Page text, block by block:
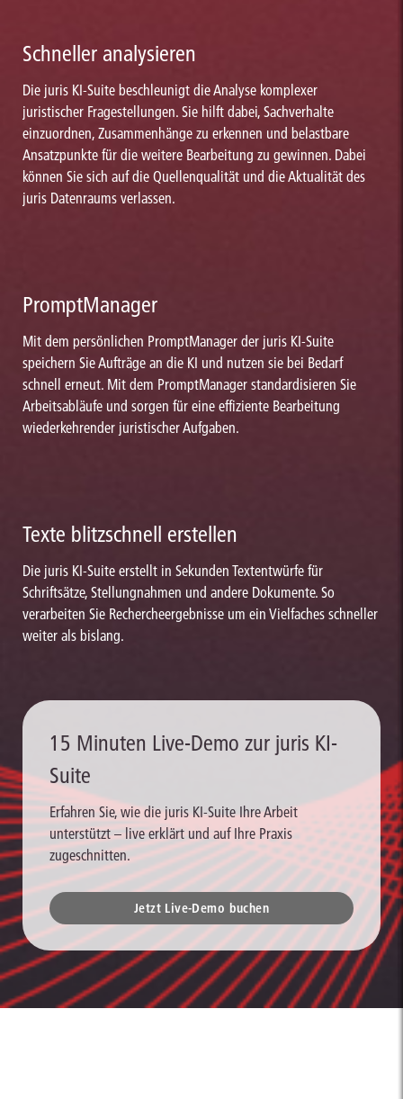
Schneller analysieren
Die juris KI-Suite beschleunigt die Analyse komplexer
juristischer Fragestellungen. Sie hilft dabei, Sachverhalte
einzuordnen, Zusammenhänge zu erkennen und belastbare
Ansatzpunkte für die weitere Bearbeitung zu gewinnen. Dabei
können Sie sich auf die Quellenqualität und die Aktualität des
juris Datenraums verlassen.
PromptManager
Mit dem persönlichen PromptManager der juris KI-Suite
speichern Sie Aufträge an die KI und nutzen sie bei Bedarf
schnell erneut. Mit dem PromptManager standardisieren Sie
Arbeitsabläufe und sorgen für eine effiziente Bearbeitung
wiederkehrender juristischer Aufgaben.
Texte blitzschnell erstellen
Die juris KI-Suite erstellt in Sekunden Textentwürfe für
Schriftsätze, Stellungnahmen und andere Dokumente. So
verarbeiten Sie Rechercheergebnisse um ein Vielfaches schneller
weiter als bislang.
15 Minuten Live-Demo zur juris KI-
Suite
Erfahren Sie, wie die juris KI-Suite Ihre Arbeit
unterstützt – live erklärt und auf Ihre Praxis
zugeschnitten.
Jetzt Live-Demo buchen